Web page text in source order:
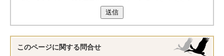
送信
このページに関する 問合せ